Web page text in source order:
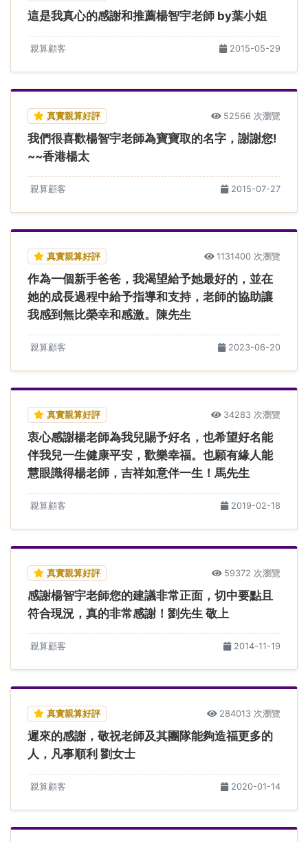
這是我真心的感謝和推薦楊智宇老師 by葉小姐
親算顧客 2015-05-29
真實親算好評 52566 次瀏覽
我們很喜歡楊智宇老師為寶寶取的名字，謝謝您!
~~香港楊太
親算顧客 2015-07-27
真實親算好評 1131400 次瀏覽
作為一個新手爸爸，我渴望給予她最好的，並在
她的成長過程中給予指導和支持，老師的協助讓
我感到無比榮幸和感激。陳先生
親算顧客 2023-06-20
真實親算好評 34283 次瀏覽
衷心感謝楊老師為我兒賜予好名，也希望好名能
伴我兒一生健康平安，歡樂幸福。也願有緣人能
慧眼識得楊老師，吉祥如意伴一生！馬先生
親算顧客 2019-02-18
真實親算好評 59372 次瀏覽
感謝楊智宇老師您的建議非常正面，切中要點且
符合現況，真的非常感謝！劉先生 敬上
親算顧客 2014-11-19
真實親算好評 284013 次瀏覽
遲來的感謝，敬祝老師及其團隊能夠造福更多的
人，凡事順利 劉女士
親算顧客 2020-01-14